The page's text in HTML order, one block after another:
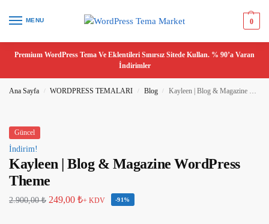
MENU 0
Premium WordPress Tema Ve Eklentileri Sınırsız Sitede Kullan. % 90’a Varan
İndirimler
Ana Sayfa / WORDPRESS TEMALARI / Blog / Kayleen | Blog & Magazine WordPress Theme
Güncel
İndirim!
Kayleen | Blog & Magazine WordPress
Theme
2.900,00₺ 249,00 ₺+ KDV -91%